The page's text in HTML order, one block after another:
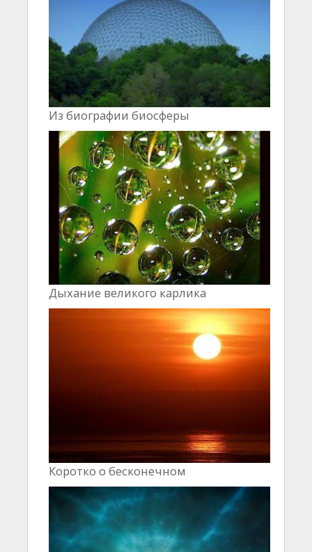
Из биографии биосферы
Дыхание великого карлика
Коротко о бесконечном